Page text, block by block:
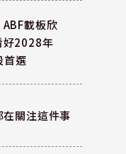
載板欣
好2028年
首選
關注這件事